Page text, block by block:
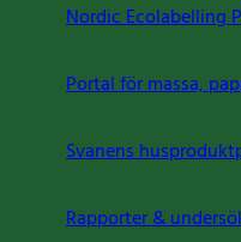
Nordic Ecolabelling
Portal för massa,
Svanens
Rapporter &